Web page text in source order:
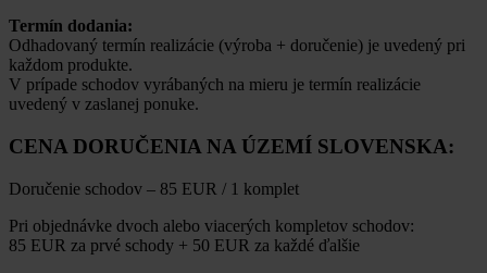
Termín dodania:
Odhadovaný termín realizácie (výroba + doručenie) je uvedený pri
každom produkte.
V prípade schodov vyrábaných na mieru je termín realizácie
uvedený v zaslanej ponuke.
CENA DORUČENIA NA ÚZEMÍ SLOVENSKA:
Doručenie schodov – 85 EUR / 1 komplet
Pri objednávke dvoch alebo viacerých kompletov schodov:
85 EUR za prvé schody + 50 EUR za každé ďalšie